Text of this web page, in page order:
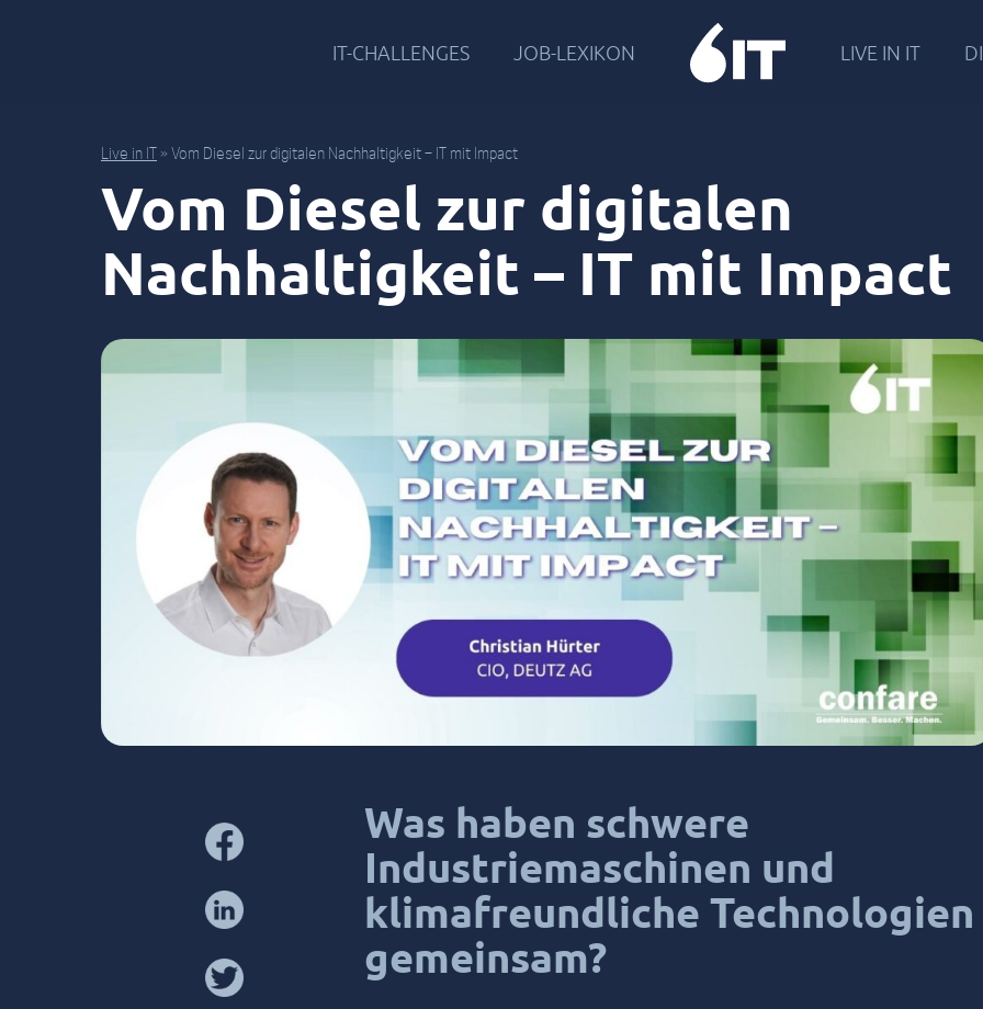
IT-CHALLENGES JOB-LEXIKON LIVE IN IT
Live in IT » Vom Diesel zur digitalen Nachhaltigkeit – IT mit Impact
Vom Diesel zur digitalen
Nachhaltigkeit – IT mit Impact
Was haben schwere
Industriemaschinen und
klimafreundliche Technologien
gemeinsam?